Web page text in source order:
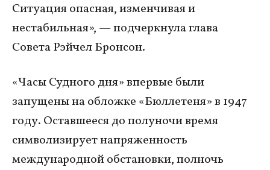
Ситуация опасная, изменчивая и
нестабильная», — подчеркнула глава
Совета Рэйчел Бронсон.
«Часы Судного дня» впервые были
запущены на обложке «Бюллетеня» в 1947
году. Оставшееся до полуночи время
символизирует напряженность
международной обстановки, полночь